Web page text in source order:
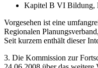
Kapitel B VI Bildung,
Vorgesehen ist eine
Regionalen
Seit kurzem enthält dieser
3. Die Kommission zur